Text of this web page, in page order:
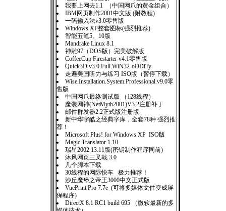
我要上网去1.1 （中国网爪的黄金组合）
IBM网页制作2001中文版 (附教程)
一码输入法v3.0零售版
Windows XP整套图标(强烈推荐)
智能五笔5。10版
Mandrake Linux 8.1
神雕97（DOS版）完美破解版
CoffeeCup Firestarter v4.1零售版
Quick3D.v3.0.Full.WiN32-oDDiTy
走遍美国听力与练习 ISO版（暂停下载）
Wise.Installation.System.Professional.v9.0零
售版
中国网爪最终测试版 （128线程）
魔装网神(NetMyth2001)V3.2注册补丁
邮件群发器2.2正式版注册版
新中华字酷之经典字库，全套78种 强烈推
荐！
Microsoft Plus! for Windows XP ISO版
Magic Translator 1.10
瑞星2002 13.11版(密钥制作程序同前)
沐风网页三叉戟 3.0
几个脚本下载
30线程的网际快车 极力推荐！
沙丘魔堡之帝王3000中文正式版
VuePrint Pro 7.7e (可将多媒体文件变成屏
保程序)
DirectX 8.1 RC1 build 695 （微软最新的多